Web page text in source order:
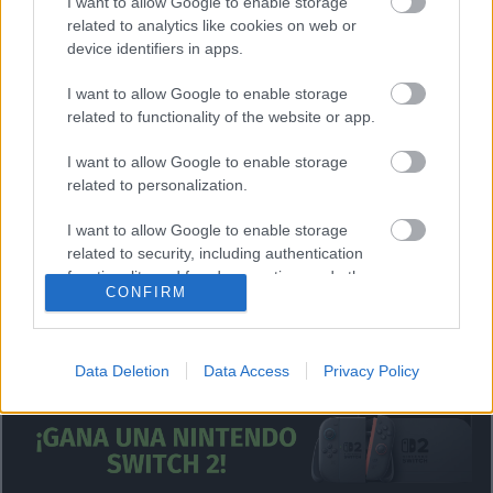
related to analytics like cookies on web or
device identifiers in apps.
I want to allow Google to enable storage
related to functionality of the website or app.
I want to allow Google to enable storage
related to personalization.
I want to allow Google to enable storage
related to security, including authentication
functionality and fraud prevention, and other
user protection.
CONFIRM
Data Deletion Data Access Privacy Policy
un 4-2-3-1. En caso de utilizar este último, Rubén García o
Javi Martínez serían titulares. Si utilizara una defensa de 5,
¿Aún no juegas a Comunio? Regístrate, ¡gratis!